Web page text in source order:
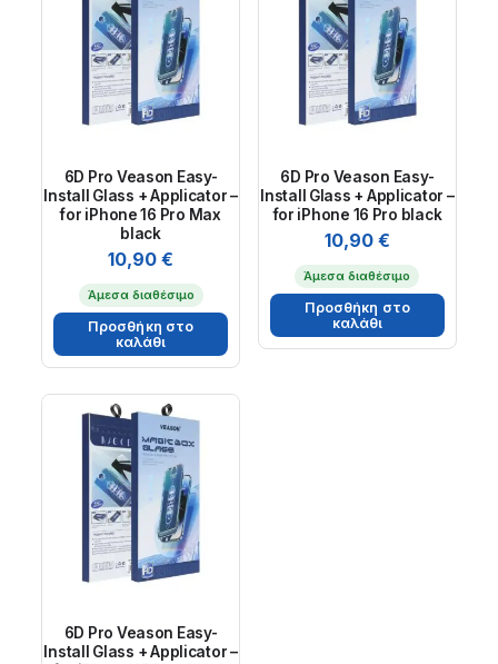
6D Pro Veason Easy-
Install Glass + Applicator –
for iPhone 16 Pro Max
black
10,90€
Άμεσα διαθέσιμο
Προσθήκη στο
καλάθι
6D Pro Veason Easy-
Install Glass + Applicator –
for iPhone 16 Pro black
10,90 €
Άμεσα διαθέσιμο
Προσθήκη στο
καλάθι
6D Pro Veason Easy-
Install Glass + Applicator –